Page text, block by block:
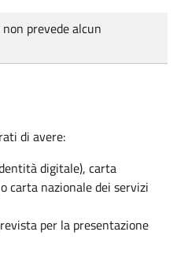
prevede alcun
di avere:
digitale), carta
carta nazionale dei servizi
per la presentazione